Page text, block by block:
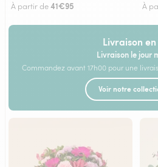
À partir de41€95 À
Livraison
Livraison le jour
Commandez avant 17h00 pour une
Voir notre